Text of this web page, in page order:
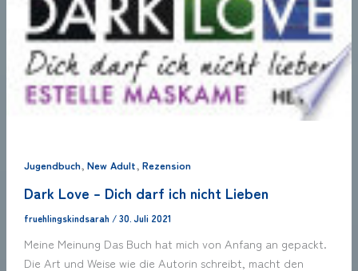
Jugendbuch, New Adult, Rezension
Dark Love – Dich darf ich nicht Lieben
fruehlingskindsarah /30. Juli 2021
Meine Meinung Das Buch hat mich von Anfang an gepackt.
Die Art und Weise wie die Autorin schreibt, macht den